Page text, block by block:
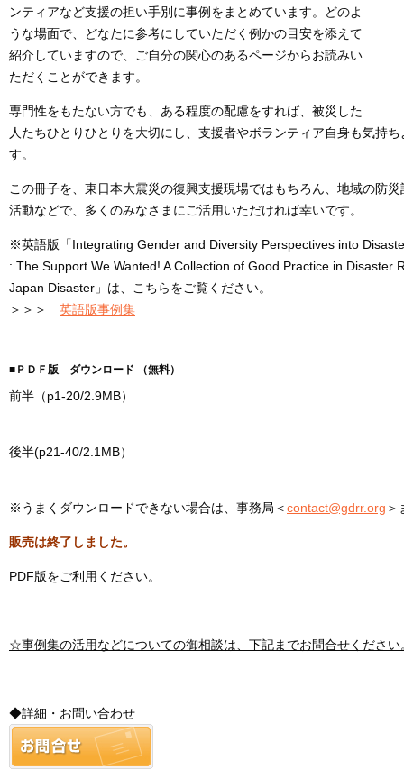
ンティアなど支援の担い手別に事例をまとめています。どのよ
うな場面で、どなたに参考にしていただく例かの目安を添えて
紹介していますので、ご自分の関心のあるページからお読みい
ただくことができます。
専門性をもたない方でも、ある程度の配慮をすれば、被災した
人たちひとりひとりを大切にし、支援者やボランティア自身も気持
す。
この冊子を、東日本大震災の復興支援現場ではもちろん、地域の防
活動などで、多くのみなさまにご活用いただければ幸いです。
※英語版「Integrating Gender and Diversity Perspectives into
: The Support We Wanted! A Collection of Good Practice in Disaster
Japan Disaster」は、こちらをご覧ください。
＞＞＞ 英語版事例集
■ＰＤＦ版 ダウンロード （無料）
前半（p1-20/2.9MB）
後半(p21-40/2.1MB）
※うまくダウンロードできない場合は、事務局＜contact@gdrr.org ＞
販売は終了しました。
PDF版をご利用ください。
☆事例集の活用などについての御相談は、下記までお問合せくださ い
◆詳細・お問い合わせ